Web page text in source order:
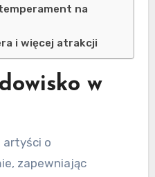
na
i więcej atrakcji
w
artyści o
zapewniając